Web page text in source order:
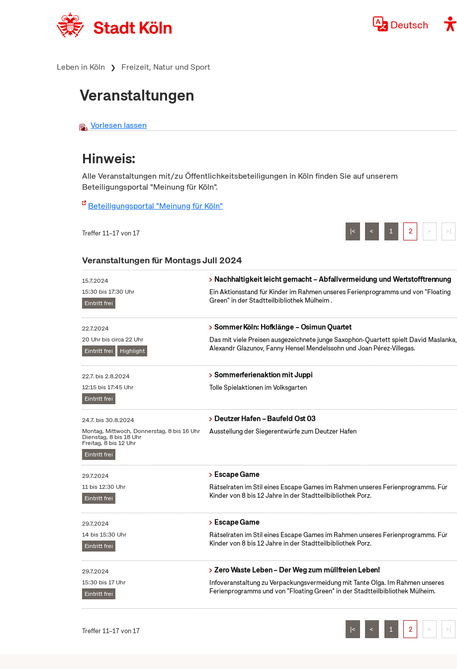
Deutsch
Leben in Köln Freizeit, Natur und Sport
Veranstaltungen
Vorlesen lassen
Hinweis:
Alle Veranstaltungen mit/zu Öffentlichkeitsbeteiligungen in Köln finden Sie auf unserem
Beteiligungsportal "Meinung für Köln".
Beteiligungsportal "Meinung für Köln"
Treffer 11–17 von 17 |< < 1 2 > >|
Veranstaltungen für Montags Juli 2024
15.7.2024
15:30 bis 17:30 Uhr
Eintritt frei
Nachhaltigkeit leicht gemacht – Abfallvermeidung und Wertstofftrennung
Ein Aktionsstand für Kinder im Rahmen unseres Ferienprogramms und von "Floating
Green" in der Stadtteilbibliothek Mülheim .
22.7.2024
20 Uhr bis circa 22 Uhr
Eintritt frei
Highlight
Sommer Köln: Hofklänge – Osimun Quartet
Das mit viele Preisen ausgezeichnete junge Saxophon-Quartett spielt David Maslanka,
Alexandr Glazunov, Fanny Hensel Mendelssohn und Joan Pérez-Villegas.
22.7. bis2.8.2024
12:15 bis 17:45 Uhr
Eintritt frei
Sommerferienaktion mit Juppi
Tolle Spielaktionen im Volksgarten
24.7. bis30.8.2024
Montag, Mittwoch, Donnerstag, 8 bis 16 Uhr
Dienstag, 8 bis 18 Uhr
Freitag, 8 bis 12 Uhr
Eintritt frei
Deutzer Hafen – Baufeld Ost 03
Ausstellung der Siegerentwürfe zum Deutzer Hafen
29.7.2024
11 bis 12:30 Uhr
Eintritt frei
Escape Game
Rätselraten im Stil eines Escape Games im Rahmen unseres Ferienprogramms. Für
Kinder von 8 bis 12 Jahre in der Stadtteilbibliothek Porz.
29.7.2024
14 bis 15:30 Uhr
Eintritt frei
Escape Game
Rätselraten im Stil eines Escape Games im Rahmen unseres Ferienprogramms. Für
Kinder von 8 bis 12 Jahre in der Stadtteilbibliothek Porz.
29.7.2024
15:30 bis 17 Uhr
Eintritt frei
Zero Waste Leben – Der Weg zum müllfreien Leben!
Infoveranstaltung zu Verpackungsvermeidung mit Tante Olga. Im Rahmen unseres
Ferienprogramms und von "Floating Green" in der Stadtteilbibliothek Mülheim.
Treffer 11–17 von 17 |< < 1 2 > >|